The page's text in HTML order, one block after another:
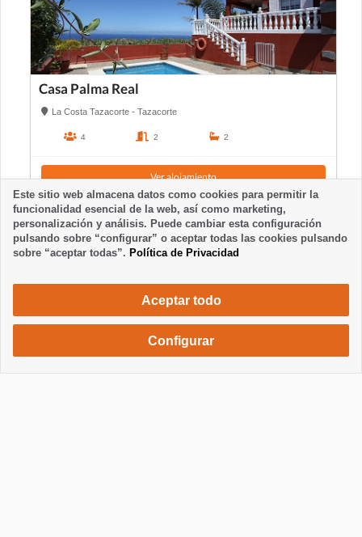
Casa Palma Real
La Costa Tazacorte - Tazacorte
4 2 2
Ver alojamiento
740 €/ semana
Este sitio web almacena datos como cookies para permitir la
funcionalidad esencial de la web, así como marketing,
personalización y análisis. Puede cambiar esta configuración
pulsando sobre “configurar” o aceptar todas las cookies pulsando
sobre “aceptar todas”. Política de Privacidad
Aceptar todo
Configurar